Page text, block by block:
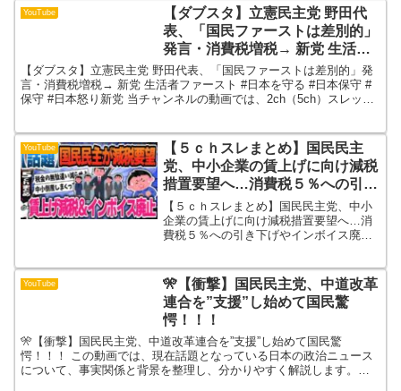
YouTube
【ダブスタ】立憲民主党 野田代
表、「国民ファーストは差別的」
発言・消費税増税→ 新党 生活者
ファースト #日本を守る #日本保
守 #保守 #日本怒り新党
【ダブスタ】立憲民主党 野田代表、「国民ファーストは差別的」発
言・消費税増税→ 新党 生活者ファースト #日本を守る #日本保守 #
保守 #日本怒り新党 当チャンネルの動画では、2ch（5ch）スレッド
YouTube
【５ｃｈスレまとめ】国民民主
党、中小企業の賃上げに向け減税
措置要望へ…消費税５％への引き
下げやインボイス廃止も【ゆっく
り】
【５ｃｈスレまとめ】国民民主党、中小
企業の賃上げに向け減税措置要望へ…消
費税５％への引き下げやインボイス廃止
措置要望へ…消費税５％への引き下げや
インボイス廃止も【ゆっ...
YouTube
🎌【衝撃】国民民主党、中道改革
連合を”支援”し始めて国民驚
愕！！！
🎌【衝撃】国民民主党、中道改革連合を”支援”し始めて国民驚
愕！！！ この動画では、現在話題となっている日本の政治ニュース
について、事実関係と背景を整理し、分かりやすく解説します。・